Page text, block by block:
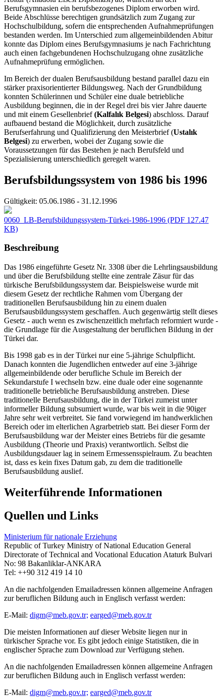
Berufsgymnasien ein berufsbezogenes Diplom erworben wird.
Beide Abschlüsse berechtigen grundsätzlich zum Zugang zur
Hochschulbildung, sofern die entsprechenden Aufnahmeprüfungen
bestanden werden. Im Unterschied zum allgemeinbildenden Abitur
konnte das Diplom eines Berufsgymnasiums je nach Fachrichtung
auch einen fachgebundenen Hochschulzugang ohne zusätzliche
Aufnahmeprüfung ermöglichen.
Im Bereich der dualen Berufsausbildung bestand parallel dazu ein
stärker praxisorientierter Bildungsweg. Nach der Grundbildung
konnten Schülerinnen und Schüler eine duale betriebliche
Ausbildung beginnen, die in der Regel drei bis vier Jahre dauerte
und mit einem Gesellenbrief(Kalfalık Belgesi) abschloss. Darauf
aufbauend bestand die Möglichkeit, durch zusätzliche
Berufserfahrung und Qualifizierung den Meisterbrief (Ustalık
Belgesi) zu erwerben, wobei der Zugang sowie die
Voraussetzungen für das Bestehen je nach Berufsfeld und
Spezialisierung unterschiedlich geregelt waren.
Berufsbildungssystem von 1986 bis 1996
Gültigkeit: 05.06.1986 - 31.12.1996
0060_LB-Berufsbildungssystem-Türkei-1986-1996 (PDF 127.47
KB)
Beschreibung
Das 1986 eingeführte Gesetz Nr. 3308 über die Lehrlingsausbildung
und über die Berufsbildung stellte eine zentrale Zäsur für das
türkische Berufsbildungssystem dar. Beispielsweise wurde mit
diesem Gesetz der rechtliche Rahmen vom Übergang der
traditionellen Berufsausbildung hin zu einem dualen
Berufsausbildungssystem geschaffen. Auch gegenwärtig stellt dieses
Gesetz - auch wenn es zwischenzeitlich mehrfach reformiert wurde -
die Grundlage für die Ausgestaltung der beruflichen Bildung in der
Türkei dar.
Bis 1998 gab es in der Türkei nur eine 5-jährige Schulpflicht.
Danach konnten die Jugendlichen entweder auf eine 3-jährige
allgemeinbildende oder berufliche Schule im Bereich der
Sekundarstufe I wechseln bzw. eine duale oder eine sogenannte
traditionelle betriebliche Berufsausbildung anstreben. Diese
traditionelle Berufsausbildung, die in der Türkei zumeist unter
informeller Bildung subsumiert wurde, war bis weit in die 90iger
Jahre sehr weit verbreitet. Sie fand vorwiegend im handwerklichen
Bereich oder im elterlichen Agrarbetrieb statt. Bei dieser Form der
Berufsausbildung war der Meister eines Betriebs für die gesamte
Ausbildung (Theorie und Praxis) verantwortlich. Selbst die
Ausbildungsdauer lag in seinem Ermessensspielraum. Zu beachten
ist, dass es kein fixes Datum gab, zu dem die traditionelle
Berufsausbildung auslief.
Weiterführende Informationen
Quellen und Links
Ministerium für nationale Erziehung
Republic of Turkey Ministry of National Education General
Directorate of Technical and Vocational Education Ataturk Bulvari
No: 98 Bakanliklar-ANKARA
Tel: ++90 312 419 14 10
An die nachfolgenden Emailadressen können allgemeine Anfragen
zur beruflichen Bildung auch in Englisch verfasst werden:
E-Mail: digm@meb.gov.tr; earged@meb.gov.tr
Die meisten Informationen auf dieser Website liegen nur in
türkischer Sprache vor. Es gibt jedoch einige Statistiken, die in
englischer Sprache zum Download zur Verfügung stehen.
An die nachfolgenden Emailadressen können allgemeine Anfragen
zur beruflichen Bildung auch in Englisch verfasst werden:
E-Mail: digm@meb.gov.tr; earged@meb.gov.tr